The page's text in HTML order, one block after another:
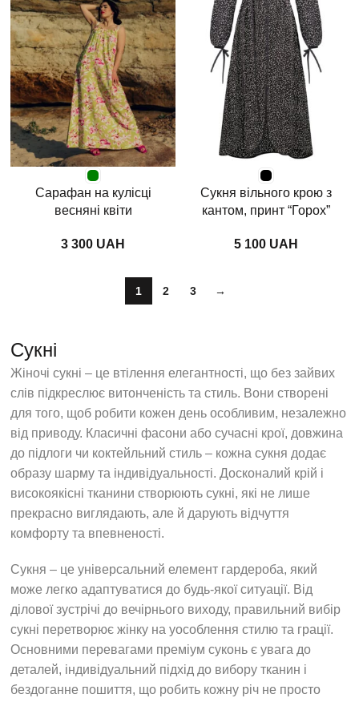
Сарафан на кулісці
весняні квіти
UAH
Сукня вільного крою з
кантом, принт “Горох”
UAH
1 2 3 →
Сукні
Жіночі сукні – це втілення елегантності, що без зайвих
слів підкреслює витонченість та стиль. Вони створені
для того, щоб робити кожен день особливим, незалежно
від приводу. Класичні фасони або сучасні крої, довжина
до підлоги чи коктейльний стиль – кожна сукня додає
образу шарму та індивідуальності. Досконалий крій і
високоякісні тканини створюють сукні, які не лише
прекрасно виглядають, але й дарують відчуття
комфорту та впевненості.
Сукня – це універсальний елемент гардероба, який
може легко адаптуватися до будь-якої ситуації. Від
ділової зустрічі до вечірнього виходу, правильний вибір
сукні перетворює жінку на уособлення стилю та грації.
Основними перевагами преміум суконь є увага до
деталей, індивідуальний підхід до вибору тканин і
бездоганне пошиття, що робить кожну річ не просто